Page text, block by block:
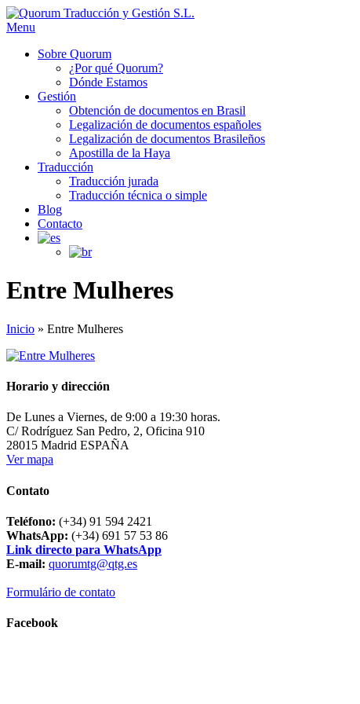
Menu
Sobre Quorum
¿Por qué Quorum?
Dónde Estamos
Gestión
Obtención de documentos en Brasil
Legalización de documentos españoles
Legalización de documentos Brasileños
Apostilla de la Haya
Traducción
Traducción jurada
Traducción técnica o simple
Blog
Contacto
Entre Mulheres
Inicio » Entre Mulheres
Horario y dirección
De Lunes a Viernes, de 9:00 a 19:30 horas.
C/ Rodríguez San Pedro, 2, Oficina 910
28015 Madrid ESPAÑA
Ver mapa
Contato
Teléfono: (+34) 91 594 2421
WhatsApp: (+34) 691 57 53 86
Link directo para WhatsApp
E-mail: quorumtg@qtg.es
Formulário de contato
Facebook